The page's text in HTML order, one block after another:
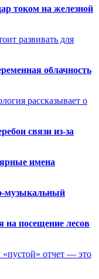
током на железной
развивать для
облачность
рассказывает о
связи из-за
имена
музыкальный
на посещение лесов
«пустой» отчет — это